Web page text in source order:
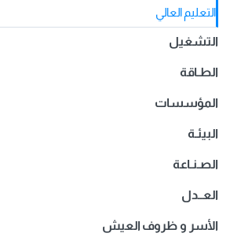
التعليم العالي
التشغيل
الطـاقة
المؤسسات
البيئـة
الصـنـاعة
العــدل
الأسر و ظروف العيش